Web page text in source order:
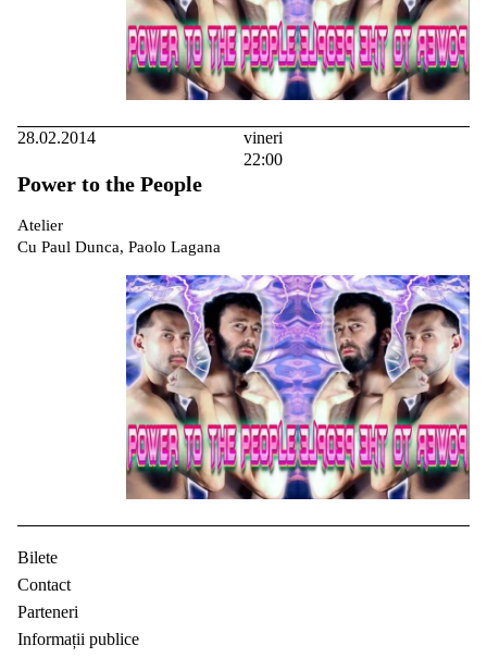
28.02.2014
vineri
22:00
Power to the People
Atelier
Cu Paul Dunca, Paolo Lagana
Bilete
Contact
Parteneri
Informații publice